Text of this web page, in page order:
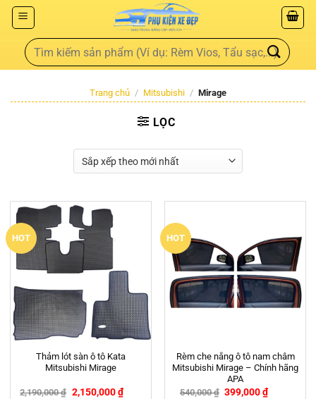
Trang chủ / Mitsubishi / Mirage
LỌC
HOT
Thảm lót sàn ô tô Kata
Mitsubishi Mirage
2,190,000₫ 2,150,000₫
HOT
Rèm che nắng ô tô nam châm
Mitsubishi Mirage – Chính hãng
APA
540,000₫ 399,000₫